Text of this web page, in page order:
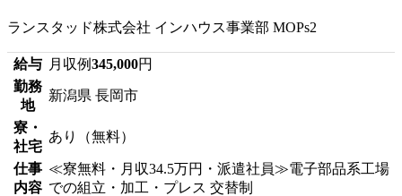
ランスタッド株式会社 インハウス事業部 MOPs2
給与 月収例345,000円
勤務
地
新潟県 長岡市
寮・
社宅
あり（無料）
仕事
内容
≪寮無料・月収34.5万円・派遣社員≫電子部品系工場
での組立・加工・プレス 交替制